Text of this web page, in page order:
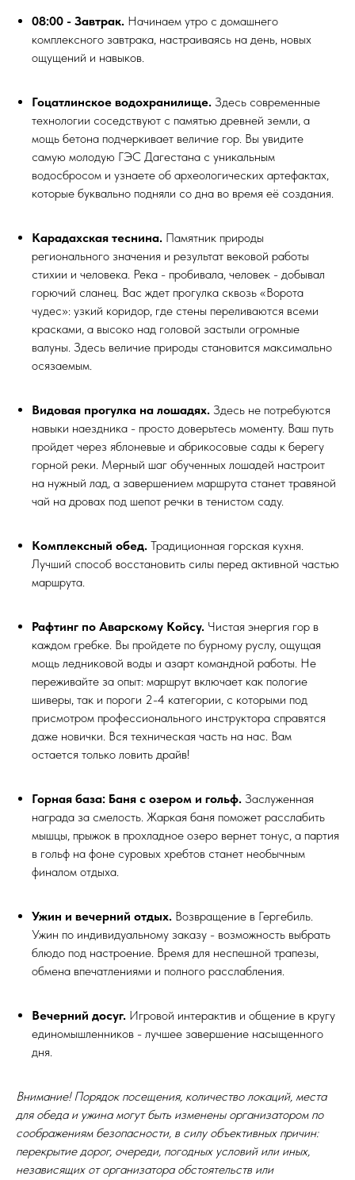
08:00 - Завтрак. Начинаем утро с домашнего
комплексного завтрака, настраиваясь на день, новых
ощущений и навыков.
Гоцатлинское водохранилище. Здесь современные
технологии соседствуют с памятью древней земли, а
мощь бетона подчеркивает величие гор. Вы увидите
самую молодую ГЭС Дагестана с уникальным
водосбросом и узнаете об археологических артефактах,
которые буквально подняли со дна во время её создания.
Карадахская теснина. Памятник природы
регионального значения и результат вековой работы
стихии и человека. Река - пробивала, человек - добывал
горючий сланец. Вас ждет прогулка сквозь «Ворота
чудес»: узкий коридор, где стены переливаются всеми
красками, а высоко над головой застыли огромные
валуны. Здесь величие природы становится максимально
осязаемым.
Видовая прогулка на лошадях. Здесь не потребуются
навыки наездника - просто доверьтесь моменту. Ваш путь
пройдет через яблоневые и абрикосовые сады к берегу
горной реки. Мерный шаг обученных лошадей настроит
на нужный лад, а завершением маршрута станет травяной
чай на дровах под шепот речки в тенистом саду.
Комплексный обед. Традиционная горская кухня.
Лучший способ восстановить силы перед активной частью
маршрута.
Рафтинг по Аварскому Койсу. Чистая энергия гор в
каждом гребке. Вы пройдете по бурному руслу, ощущая
мощь ледниковой воды и азарт командной работы. Не
переживайте за опыт: маршрут включает как пологие
шиверы, так и пороги 2-4 категории, с которыми под
присмотром профессионального инструктора справятся
даже новички. Вся техническая часть на нас. Вам
остается только ловить драйв!
Горная база: Баня с озером и гольф. Заслуженная
награда за смелость. Жаркая баня поможет расслабить
мышцы, прыжок в прохладное озеро вернет тонус, а партия
в гольф на фоне суровых хребтов станет необычным
финалом отдыха.
Ужин и вечерний отдых. Возвращение в Гергебиль.
Ужин по индивидуальному заказу - возможность выбрать
блюдо под настроение. Время для неспешной трапезы,
обмена впечатлениями и полного расслабления.
Вечерний досуг. Игровой интерактив и общение в кругу
единомышленников - лучшее завершение насыщенного
дня.
Внимание! Порядок посещения, количество локаций, места
для обеда и ужина могут быть изменены организатором по
соображениям безопасности, в силу объективных причин:
перекрытие дорог, очереди, погодных условий или иных,
независящих от организатора обстоятельств или